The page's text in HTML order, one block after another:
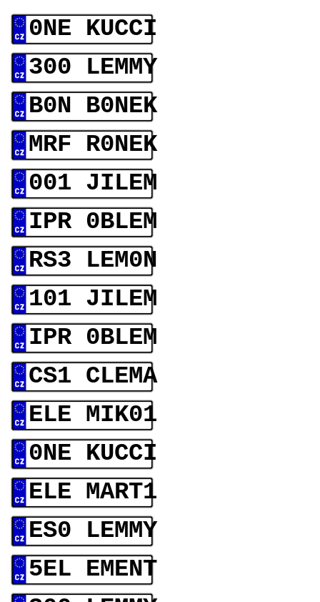
0NE KUCCI
300 LEMMY
B0N B0NEK
MRF R0NEK
001 JILEM
IPR 0BLEM
RS3 LEM0N
101 JILEM
IPR 0BLEM
CS1 CLEMA
ELE MIK01
0NE KUCCI
ELE MART1
ES0 LEMMY
5EL EMENT